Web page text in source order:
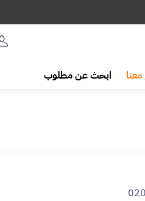
معنا ابحث عن مطلوب